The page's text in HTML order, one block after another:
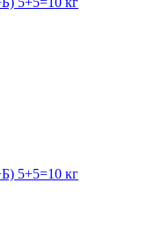
5+5=10 кг